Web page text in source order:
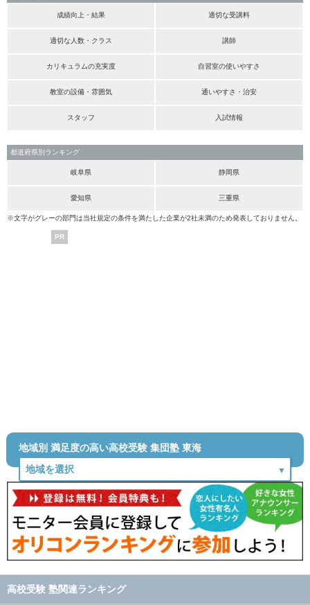
成績向上・結果 適切な受講料
適切な人数・クラス 講師
カリキュラムの充実度 自習室の使いやすさ
教室の設備・雰囲気 通いやすさ・治安
スタッフ 入試情報
都道府県別ランキング
岐阜県 静岡県
愛知県 三重県
※文字がグレーの部門は当社規定の条件を満たした企業が2社未満のため発表しておりません。
PR
地域別 満足度の高い高校受験 集団塾 東海
高校受験 塾関連ランキング